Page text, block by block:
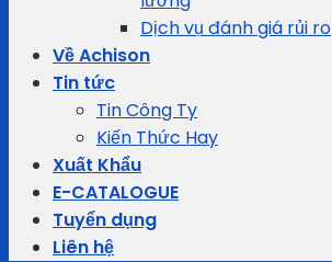
Dịch vụ đánh giá rủi ro
Về Achison
Tin tức
Tin Công Ty
Kiến Thức Hay
Xuất Khẩu
E-CATALOGUE
Tuyển dụng
Liên hệ